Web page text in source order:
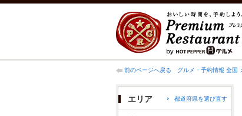
前のページへ戻る グルメ・予約情報 全国
エリア 都道府県を選び直す